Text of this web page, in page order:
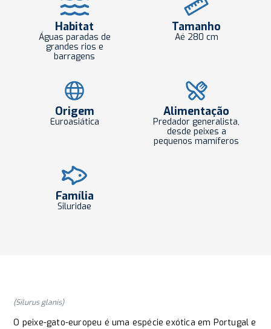
Habitat
Águas paradas de
grandes rios e
barragens
Tamanho
Aé 280 cm
Origem
Euroasiática
Alimentação
Predador generalista,
desde peixes a
pequenos mamíferos
Família
Siluridae
(Silurus glanis)
O peixe-gato-europeu é uma espécie exótica em Portugal e